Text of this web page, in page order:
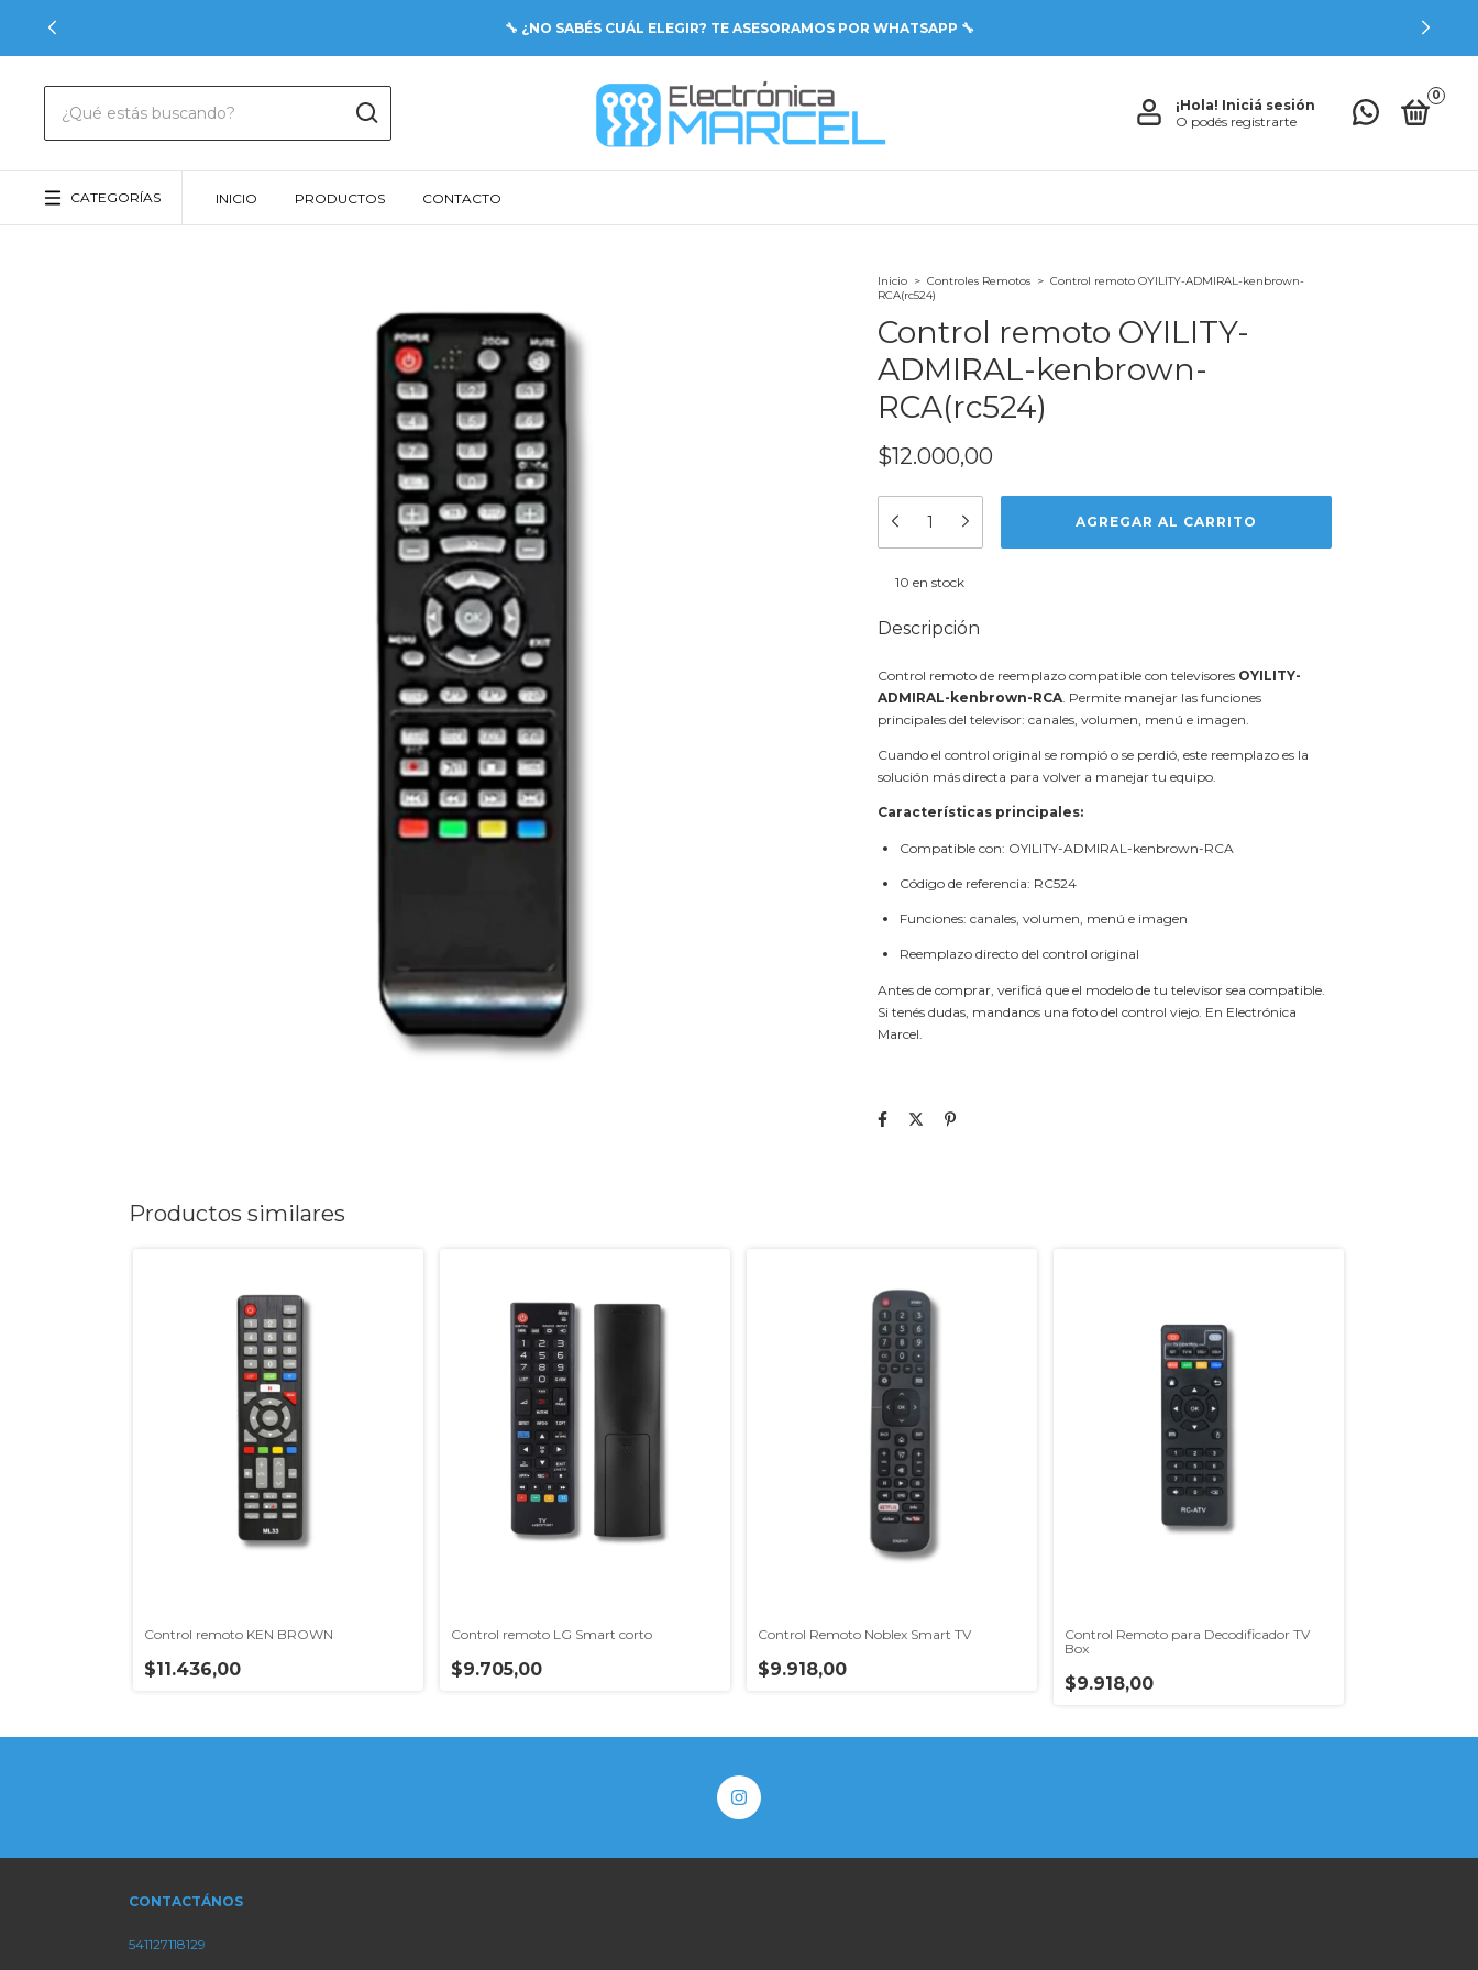
🔧 ¿NO SABÉS CUÁL ELEGIR? TE ASESORAMOS POR WHATSAPP 🔧
¡Hola! Iniciá sesión
O podés registrarte
0
CATEGORÍAS INICIO PRODUCTOS CONTACTO
Inicio > Controles Remotos > Control remoto OYILITY-ADMIRAL-kenbrown-
RCA(rc524)
Control remoto OYILITY-
ADMIRAL-kenbrown-
RCA(rc524)
$12.000,00
10 en stock
Descripción
Control remoto de reemplazo compatible con televisores OYILITY-
ADMIRAL-kenbrown-RCA . Permite manejar las funciones
principales del televisor: canales, volumen, menú e imagen.
Cuando el control original se rompió o se perdió, este reemplazo es la
solución más directa para volver a manejar tu equipo.
Características principales:
Compatible con: OYILITY-ADMIRAL-kenbrown-RCA
Código de referencia: RC524
Funciones: canales, volumen, menú e imagen
Reemplazo directo del control original
Antes de comprar, verificá que el modelo de tu televisor sea compatible.
Si tenés dudas, mandanos una foto del control viejo. En Electrónica
Marcel.
Productos similares
Control remoto KEN BROWN
$11.436,00
Control remoto LG Smart corto
$9.705,00
Control Remoto Noblex Smart TV
$9.918,00
Control Remoto para Decodificador TV
Box
$9.918,00
CONTACTÁNOS
541127118129